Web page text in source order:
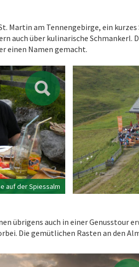
Martin am Tennengebirge, ein
auch über kulinarische
einen Namen gemacht.
auf der Spiessalm
übrigens auch in einer Genusstour
Die gemütlichen Rasten an den